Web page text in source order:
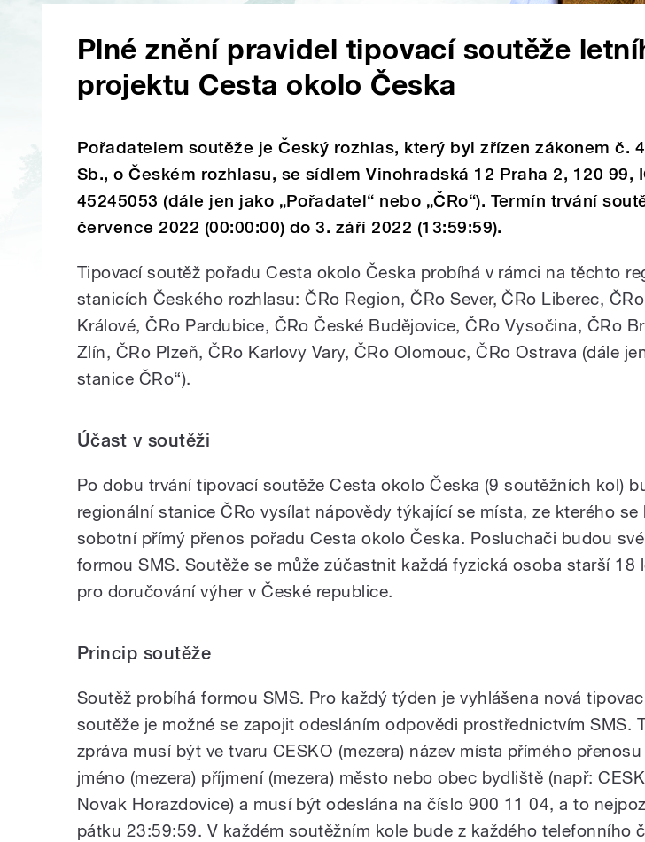
Plné znění pravidel tipovací soutěže
projektu Cesta okolo Česka
Pořadatelem soutěže je Český rozhlas, který byl zřízen zákonem č.
Sb., o Českém rozhlasu, se sídlem Vinohradská 12 Praha 2, 120 99,
45245053 (dále jen jako „Pořadatel“ nebo „ČRo“). Termín trvání
července 2022 (00:00:00) do 3. září 2022 (13:59:59).
Tipovací soutěž pořadu Cesta okolo Česka probíhá v rámci na těchto
stanicích Českého rozhlasu: ČRo Region, ČRo Sever, ČRo Liberec,
Králové, ČRo Pardubice, ČRo České Budějovice, ČRo Vysočina, ČRo
Zlín, ČRo Plzeň, ČRo Karlovy Vary, ČRo Olomouc, ČRo Ostrava (dále
stanice ČRo“).
Účast v soutěži
Po dobu trvání tipovací soutěže Cesta okolo Česka (9 soutěžních kol)
regionální stanice ČRo vysílat nápovědy týkající se místa, ze kterého se
sobotní přímý přenos pořadu Cesta okolo Česka. Posluchači budou
formou SMS. Soutěže se může zúčastnit každá fyzická osoba starší 18
pro doručování výher v České republice.
Princip soutěže
Soutěž probíhá formou SMS. Pro každý týden je vyhlášena nová
soutěže je možné se zapojit odesláním odpovědi prostřednictvím SMS.
zpráva musí být ve tvaru CESKO (mezera) název místa přímého přenosu
jméno (mezera) příjmení (mezera) město nebo obec bydliště (např:
Novak Horazdovice) a musí být odeslána na číslo 900 11 04, a to
pátku 23:59:59. V každém soutěžním kole bude z každého telefonního